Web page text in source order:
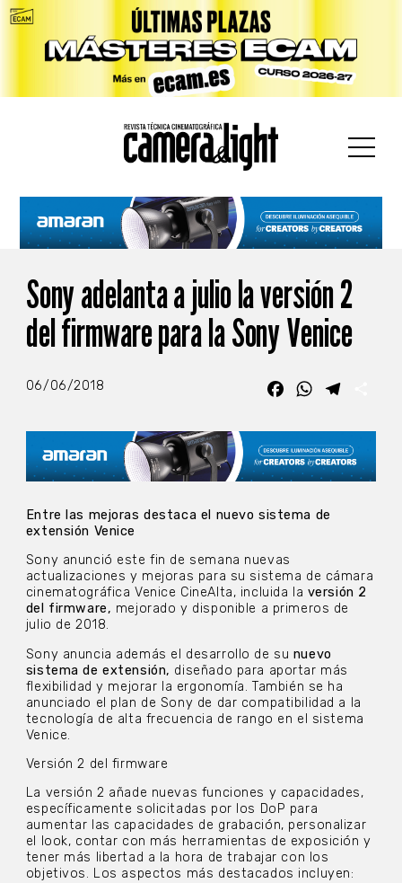
Sony adelanta a julio la versión 2
del firmware para la Sony Venice
06/06/2018 FacebookWhatsApp
Entre las mejoras destaca el nuevo sistema de
extensión Venice
Sony anunció este fin de semana nuevas
actualizaciones y mejoras para su sistema de cámara
cinematográfica Venice CineAlta, incluida la versión 2
del firmware, mejorado y disponible a primeros de
julio de 2018.
Sony anuncia además el desarrollo de su nuevo
sistema de extensión, diseñado para aportar más
flexibilidad y mejorar la ergonomía. También se ha
anunciado el plan de Sony de dar compatibilidad a la
tecnología de alta frecuencia de rango en el sistema
Venice.
Versión 2 del firmware
La versión 2 añade nuevas funciones y capacidades,
específicamente solicitadas por los DoP para
aumentar las capacidades de grabación, personalizar
el look, contar con más herramientas de exposición y
tener más libertad a la hora de trabajar con los
objetivos. Los aspectos más destacados incluyen: